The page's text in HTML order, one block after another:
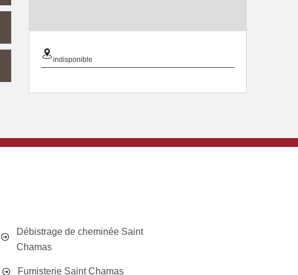
indisponible
Débistrage de cheminée Saint
Chamas
Fumisterie Saint Chamas